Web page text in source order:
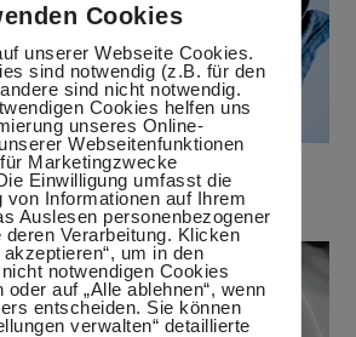
Kuchen mit Champignons
20. März 2020
Cookies
unserer Webseite Cookies.
sind notwendig (z.B. für den
sind nicht notwendig.
Cookies helfen uns
unseres Online-
Webseitenfunktionen
Marketingzwecke
Einwilligung umfasst die
von Informationen auf Ihrem
Auslesen personenbezogener
deren Verarbeitung. Klicken
akzeptieren“, um in den
notwendigen Cookies
oder auf „Alle ablehnen“, wenn
entscheiden. Sie können
verwalten“ detaillierte